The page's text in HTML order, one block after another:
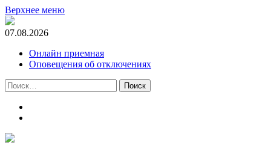
Верхнее меню
07.08.2026
Онлайн приемная
Оповещения об отключениях
Найти: